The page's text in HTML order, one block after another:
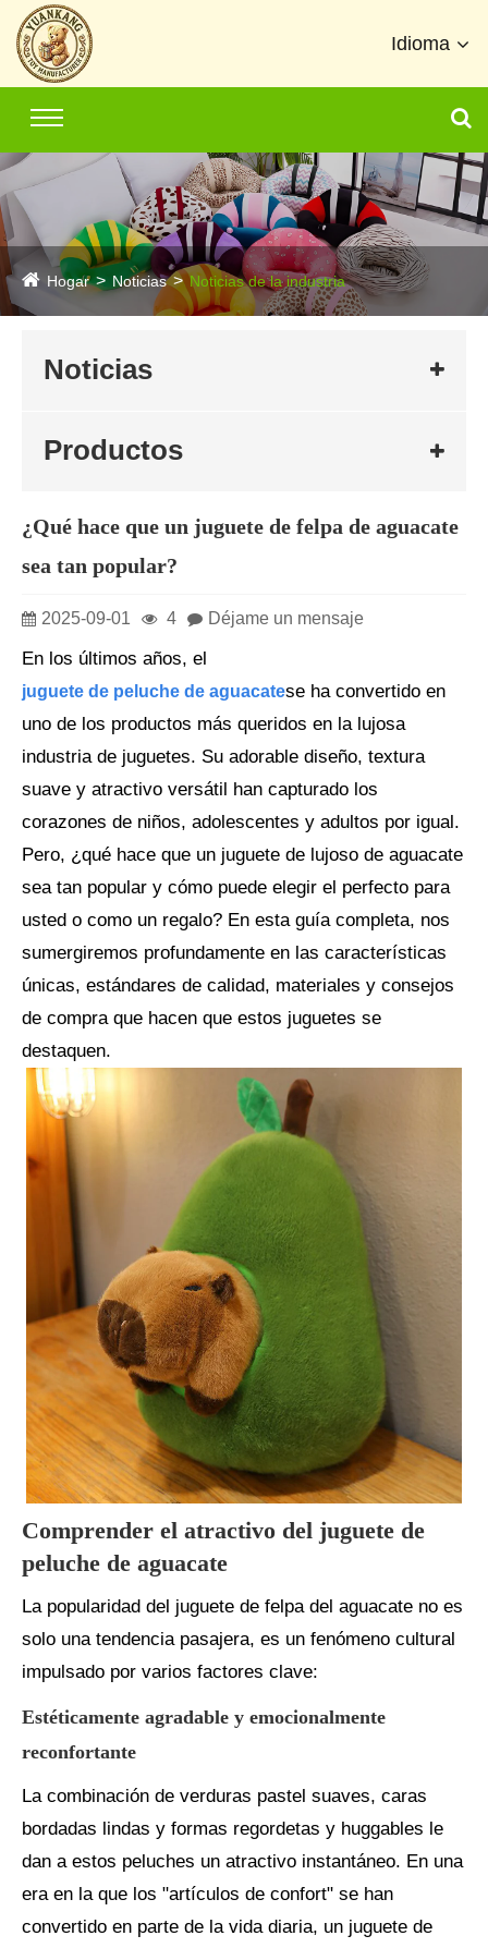
Idioma
Hogar Noticias Noticias de la industria
Noticias
Productos
¿Qué hace que un juguete de felpa de aguacate
sea tan popular?
2025-09-01 4 Déjame un mensaje
En los últimos años, el
juguete de peluche de aguacatese ha convertido en
uno de los productos más queridos en la lujosa
industria de juguetes. Su adorable diseño, textura
suave y atractivo versátil han capturado los
corazones de niños, adolescentes y adultos por igual.
Pero, ¿qué hace que un juguete de lujoso de aguacate
sea tan popular y cómo puede elegir el perfecto para
usted o como un regalo? En esta guía completa, nos
sumergiremos profundamente en las características
únicas, estándares de calidad, materiales y consejos
de compra que hacen que estos juguetes se
destaquen.
Comprender el atractivo del juguete de
peluche de aguacate
La popularidad del juguete de felpa del aguacate no es
solo una tendencia pasajera, es un fenómeno cultural
impulsado por varios factores clave:
Estéticamente agradable y emocionalmente
reconfortante
La combinación de verduras pastel suaves, caras
bordadas lindas y formas regordetas y huggables le
dan a estos peluches un atractivo instantáneo. En una
era en la que los "artículos de confort" se han
convertido en parte de la vida diaria, un juguete de